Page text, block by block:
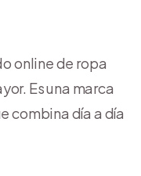
online de ropa
Es una marca
combina día a día